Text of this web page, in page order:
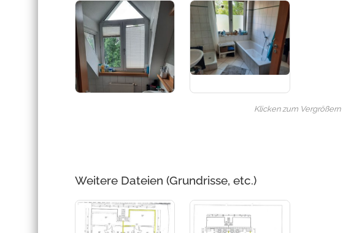
Klicken zum Vergrößern
Weitere Dateien (Grundrisse, etc.)